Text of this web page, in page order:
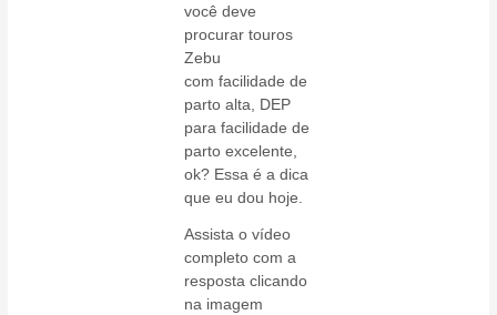
você deve
procurar touros
Zebu
com facilidade de
parto alta, DEP
para facilidade de
parto excelente,
ok? Essa é a dica
que eu dou hoje.
Assista o vídeo
completo com a
resposta clicando
na imagem